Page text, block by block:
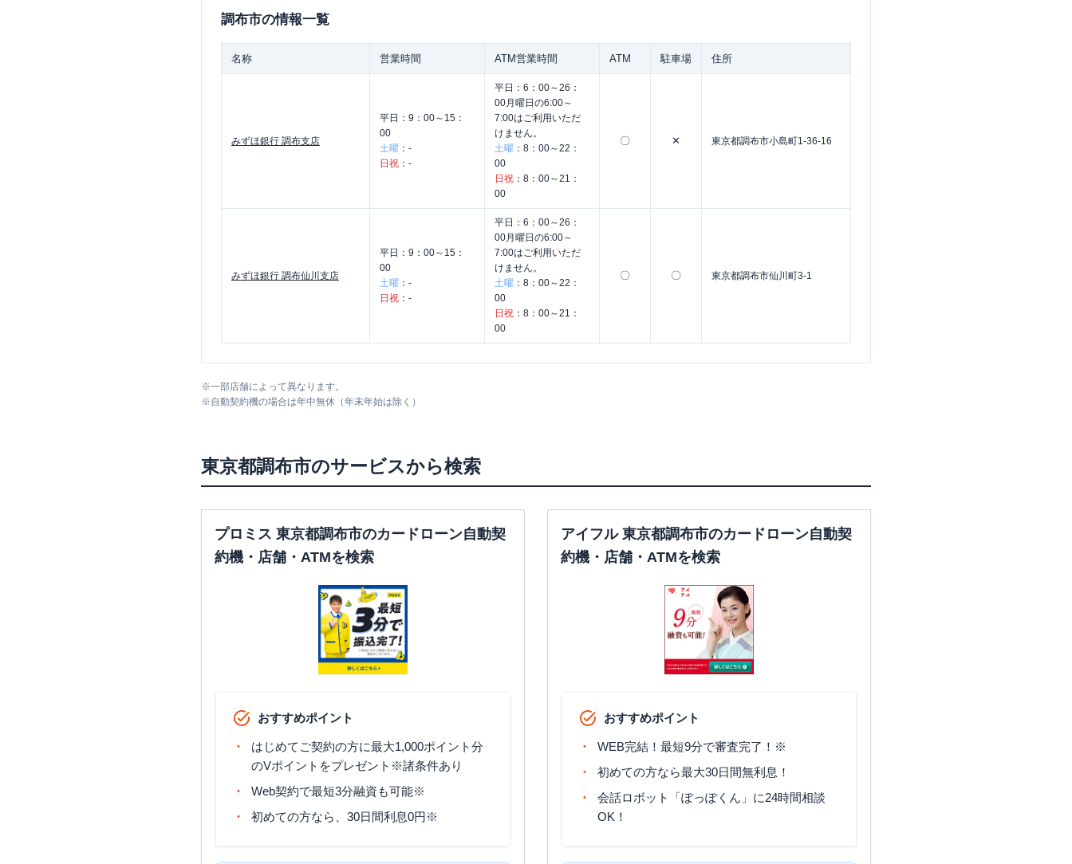
調布市の情報一覧
名称 営業時間 ATM営業時間 ATM 駐車場 住所
みずほ銀行 調布支店
平日： 9：00～15：
00
土曜 ： -
日祝 ： -
平日： 6：00～26：
00月曜日の6:00～
7:00はご利用いただ
けません。
土曜 ： 8：00～22：
00
日祝 ： 8：00～21：
00
〇 ✕ 東京都調布市小島町1-36-16
みずほ銀行 調布仙川支店
平日： 9：00～15：
00
土曜 ： -
日祝 ： -
平日： 6：00～26：
00月曜日の6:00～
7:00はご利用いただ
けません。
土曜 ： 8：00～22：
00
日祝 ： 8：00～21：
00
〇 〇 東京都調布市仙川町3-1
※一部店舗によって異なります。
※自動契約機の場合は年中無休（年末年始は除く）
東京都調布市のサービスから検索
プロミス 東京都調布市のカードローン自動契
約機・店舗・ATMを検索
おすすめポイント
はじめてご契約の方に最大1,000ポイント分
のVポイントをプレゼント※諸条件あり
Web契約で最短3分融資も可能※
初めての方なら、30日間利息0円※
アイフル 東京都調布市のカードローン自動契
約機・店舗・ATMを検索
おすすめポイント
WEB完結！最短9分で審査完了！※
初めての方なら最大30日間無利息！
会話ロボット「ぽっぽくん」に24時間相談
OK！